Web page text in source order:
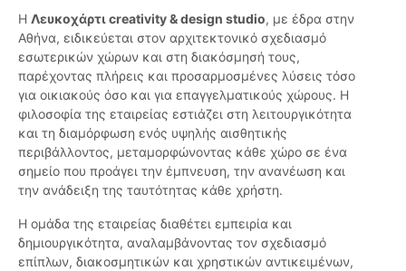
Η Λευκοχάρτι creativity & design studio, με έδρα στην
Αθήνα, ειδικεύεται στον αρχιτεκτονικό σχεδιασμό
εσωτερικών χώρων και στη διακόσμησή τους,
παρέχοντας πλήρεις και προσαρμοσμένες λύσεις τόσο
για οικιακούς όσο και για επαγγελματικούς χώρους. Η
φιλοσοφία της εταιρείας εστιάζει στη λειτουργικότητα
και τη διαμόρφωση ενός υψηλής αισθητικής
περιβάλλοντος, μεταμορφώνοντας κάθε χώρο σε ένα
σημείο που προάγει την έμπνευση, την ανανέωση και
την ανάδειξη της ταυτότητας κάθε χρήστη.
Η ομάδα της εταιρείας διαθέτει εμπειρία και
δημιουργικότητα, αναλαμβάνοντας τον σχεδιασμό
επίπλων, διακοσμητικών και χρηστικών αντικειμένων,